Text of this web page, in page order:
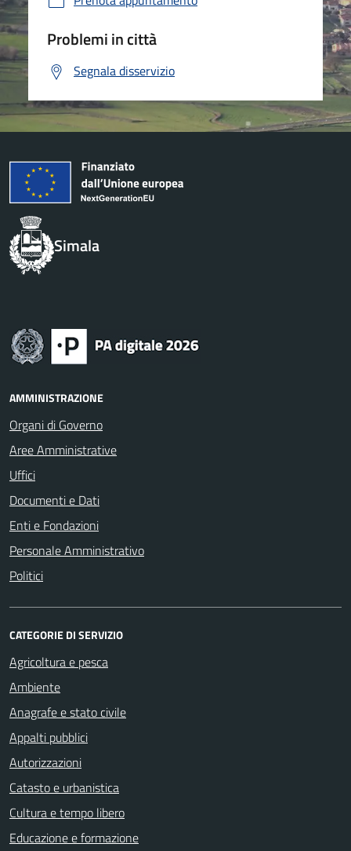
Problemi in città
Segnala disservizio
Simala
AMMINISTRAZIONE
Organi di Governo
Aree Amministrative
Uffici
Documenti e Dati
Enti e Fondazioni
Personale Amministrativo
Politici
CATEGORIE DI SERVIZIO
Agricoltura e pesca
Ambiente
Anagrafe e stato civile
Appalti pubblici
Autorizzazioni
Catasto e urbanistica
Cultura e tempo libero
Educazione e formazione